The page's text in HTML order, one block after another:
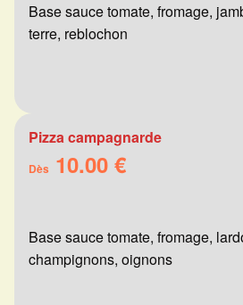
Base sauce tomate, fromage,
terre, reblochon
Pizza campagnarde
Dès 10.00 €
Base sauce tomate, fromage,
champignons, oignons